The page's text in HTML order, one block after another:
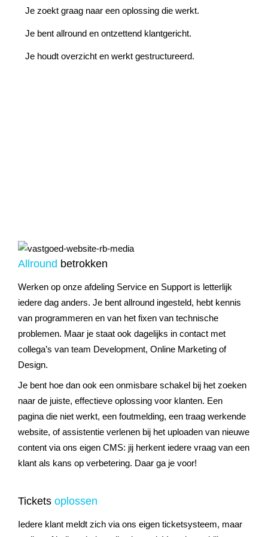
Je zoekt graag naar een oplossing die werkt.
Je bent allround en ontzettend klantgericht.
Je houdt overzicht en werkt gestructureerd.
Allround betrokken
Werken op onze afdeling Service en Support is letterlijk
iedere dag anders. Je bent allround ingesteld, hebt kennis
van programmeren en van het fixen van technische
problemen. Maar je staat ook dagelijks in contact met
collega’s van team Development, Online Marketing of
Design.
Je bent hoe dan ook een onmisbare schakel bij het zoeken
naar de juiste, effectieve oplossing voor klanten. Een
pagina die niet werkt, een foutmelding, een traag werkende
website, of assistentie verlenen bij het uploaden van nieuwe
content via ons eigen CMS: jij herkent iedere vraag van een
klant als kans op verbetering. Daar ga je voor!
Tickets oplossen
Iedere klant meldt zich via ons eigen ticketsysteem, maar